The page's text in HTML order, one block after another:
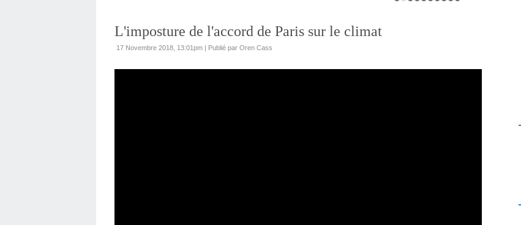
L'imposture de l'accord de Paris sur le climat
17 Novembre 2018, 13:01pm | Publié par Oren Cass